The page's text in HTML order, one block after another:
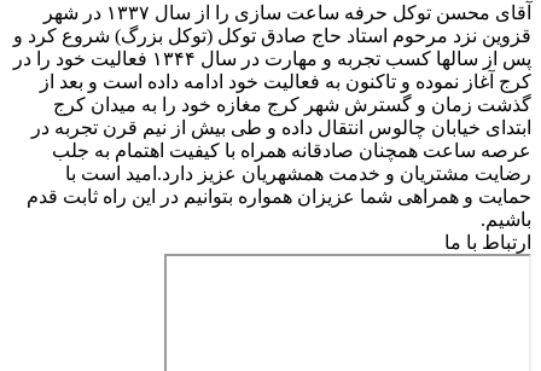
آقای محسن توکل حرفه ساعت سازی را از سال ۱۳۳۷ در شهر
قزوین نزد مرحوم استاد حاج صادق توکل (توکل بزرگ) شروع کرد و
پس از سالها کسب تجربه و مهارت در سال ۱۳۴۴ فعالیت خود را در
کرج آغاز نموده و تاکنون به فعالیت خود ادامه داده است و بعد از
گذشت زمان و گسترش شهر کرج مغازه خود را به میدان کرج
ابتدای خیابان چالوس انتقال داده و طی بیش از نیم قرن تجربه در
عرصه ساعت همچنان صادقانه همراه با کیفیت اهتمام به جلب
رضایت مشتریان و خدمت همشهریان عزیز دارد.امید است با
حمایت و همراهی شما عزیزان همواره بتوانیم در این راه ثابت قدم
باشیم.
ارتباط با ما